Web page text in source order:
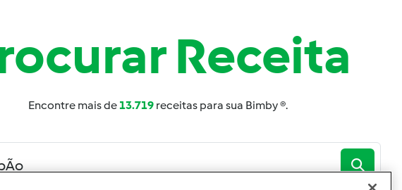
Receita
Encontre mais de13.719 receitas para sua Bimby ®.